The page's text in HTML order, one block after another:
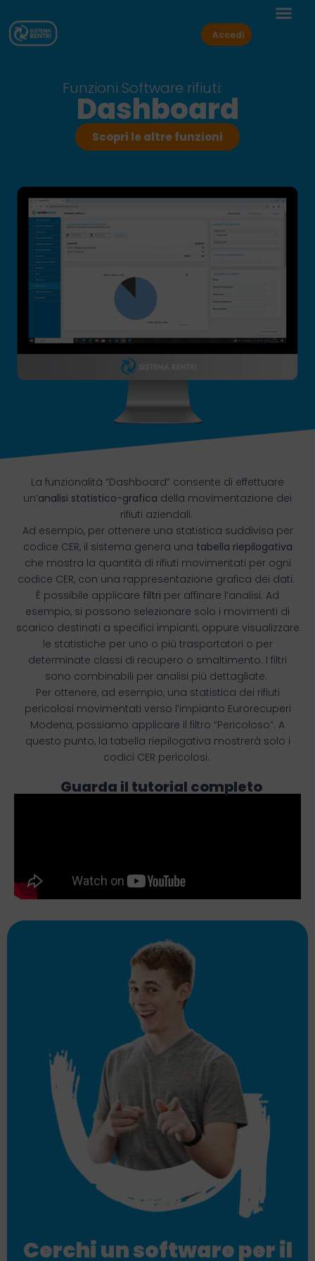
Accedi
Funzioni Software rifiuti:
Dashboard
Scopri le altre funzioni
La funzionalità “Dashboard” consente di effettuare
un’analisi statistico-grafica della movimentazione dei
rifiuti aziendali.
Ad esempio, per ottenere una statistica suddivisa per
codice CER, il sistema genera una tabella riepilogativa
che mostra la quantità di rifiuti movimentati per ogni
codice CER, con una rappresentazione grafica dei dati.
È possibile applicare filtri per affinare l’analisi. Ad
esempio, si possono selezionare solo i movimenti di
scarico destinati a specifici impianti, oppure visualizzare
le statistiche per uno o più trasportatori o per
determinate classi di recupero o smaltimento. I filtri
sono combinabili per analisi più dettagliate.
Per ottenere, ad esempio, una statistica dei rifiuti
pericolosi movimentati verso l’impianto Eurorecuperi
Modena, possiamo applicare il filtro “Pericoloso”. A
questo punto, la tabella riepilogativa mostrerà solo i
codici CER pericolosi.
Guarda il tutorial completo
Cerchi un software per il